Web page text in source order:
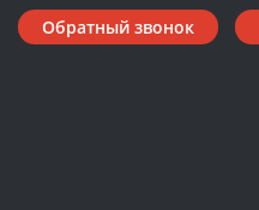
Обратный звонок